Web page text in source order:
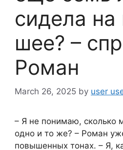
сидела
шее? –
Роман
March 26, 2025 by user
– Я не понимаю, сколько
одно и то же? – Роман
повышенных тонах. – Я,